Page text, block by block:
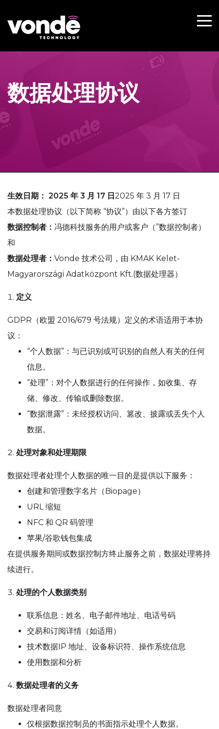
数据处理协议
生效日期： 2025 年 3 月 17 日2025 年 3 月 17 日
本数据处理协议（以下简称 “协议”）由以下各方签订
数据控制者： 冯德科技服务的用户或客户（”数据控制者）
和
数据处理者： Vonde 技术公司，由 KMAK Kelet-
Magyarországi Adatközpont Kft.(数据处理器）
定义
GDPR（欧盟 2016/679 号法规）定义的术语适用于本协
议：
“个人数据”：与已识别或可识别的自然人有关的任何
信息。
“处理”：对个人数据进行的任何操作，如收集、存
储、修改、传输或删除数据。
“数据泄露”：未经授权访问、篡改、披露或丢失个人
数据。
处理对象和处理期限
数据处理者处理个人数据的唯一目的是提供以下服务：
创建和管理数字名片（Biopage）
URL 缩短
NFC 和 QR 码管理
苹果/谷歌钱包集成
在提供服务期间或数据控制方终止服务之前，数据处理将持
续进行。
处理的个人数据类别
联系信息：姓名、电子邮件地址、电话号码
交易和订阅详情（如适用）
技术数据IP 地址、设备标识符、操作系统信息
使用数据和分析
数据处理者的义务
数据处理者同意
仅根据数据控制员的书面指示处理个人数据。